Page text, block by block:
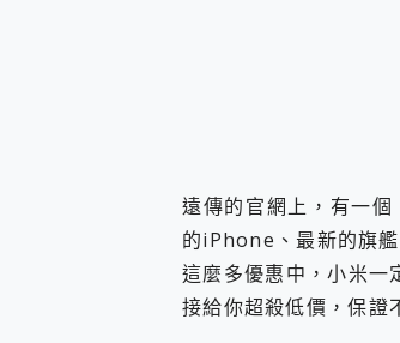
遠傳的官網上，有一
的iPhone、最新的旗
這麼多優惠中，小米一
接給你超殺低價，保證